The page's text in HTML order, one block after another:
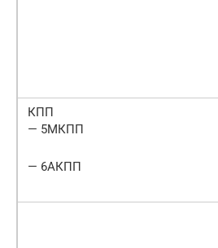
КПП
— 5МКПП
— 6АКПП